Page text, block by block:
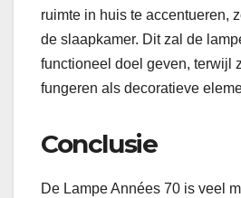
ruimte in huis te accentueren,
de slaapkamer. Dit zal de
functioneel doel geven, terwijl
fungeren als decoratieve
Conclusie
De Lampe Années 70 is veel